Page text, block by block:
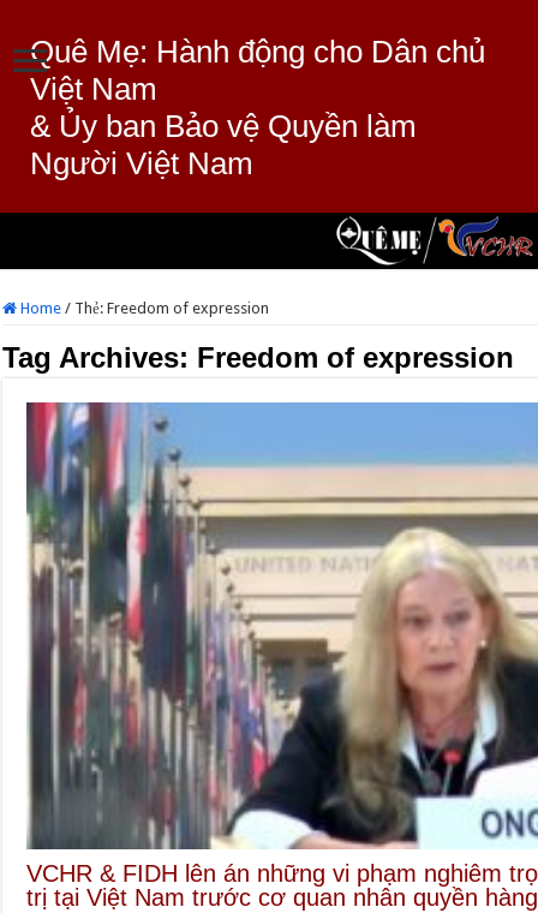
Quê Mẹ: Hành động cho Dân chủ
Việt Nam
& Ủy ban Bảo vệ Quyền làm
Người Việt Nam
Home / Thẻ:Freedom of expression
Tag Archives: Freedom of expression
VCHR & FIDH lên án những vi phạm nghiêm
trị tại Việt Nam trước cơ quan nhân quyền